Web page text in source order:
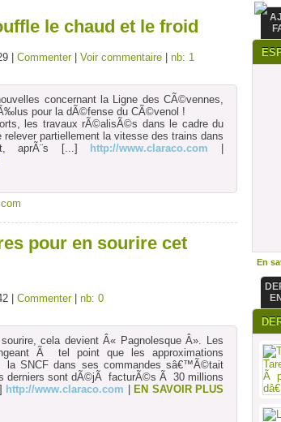
le chaud et le froid
| Commenter| Voir commentaire nb: 1
concernant la Ligne des CÃ©vennes,
pour la dÃ©fense du CÃ©venol !
les travaux rÃ©alisÃ©s dans le cadre du
partiellement la vitesse des trains dans
aprÃ¨s [...] http://www.claraco.com
pour en sourire cet
| Commenter| nb: 0
cela devient Â« Pagnolesque Â». Les
Ã tel point que les approximations
la SNCF dans ses commandes sâ€™Ã©tait
derniers sont dÃ©jÃ facturÃ©s Ã 30 millions
http://www.claraco.com
EN SAVOIR PLUS
En